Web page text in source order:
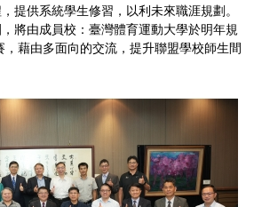
提供系統學生修習，以利未來職涯規劃。
將由成員校：臺灣體育運動大學於明年規
藉由多面向的交流，提升聯盟學校師生間